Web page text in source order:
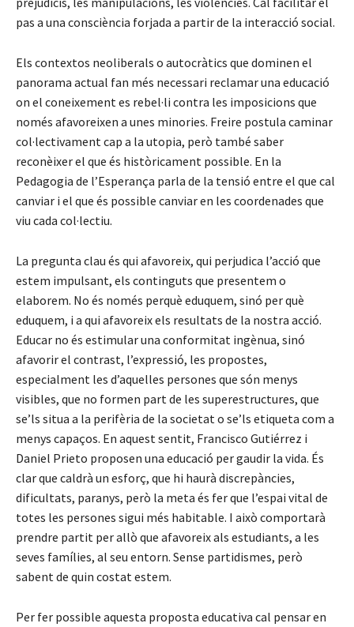
pas a una consciència forjada a partir de la interacció social.
Els contextos neoliberals o autocràtics que dominen el
panorama actual fan més necessari reclamar una educació
on el coneixement es rebel·li contra les imposicions que
només afavoreixen a unes minories. Freire postula caminar
col·lectivament cap a la utopia, però també saber
reconèixer el que és històricament possible. En la
Pedagogia de l’Esperança parla de la tensió entre el que cal
canviar i el que és possible canviar en les coordenades que
viu cada col·lectiu.
La pregunta clau és qui afavoreix, qui perjudica l’acció que
estem impulsant, els continguts que presentem o
elaborem. No és només perquè eduquem, sinó per què
eduquem, i a qui afavoreix els resultats de la nostra acció.
Educar no és estimular una conformitat ingènua, sinó
afavorir el contrast, l’expressió, les propostes,
especialment les d’aquelles persones que són menys
visibles, que no formen part de les superestructures, que
se’ls situa a la perifèria de la societat o se’ls etiqueta com a
menys capaços. En aquest sentit, Francisco Gutiérrez i
Daniel Prieto proposen una educació per gaudir la vida. És
clar que caldrà un esforç, que hi haurà discrepàncies,
dificultats, paranys, però la meta és fer que l’espai vital de
totes les persones sigui més habitable. I això comportarà
prendre partit per allò que afavoreix als estudiants, a les
seves famílies, al seu entorn. Sense partidismes, però
sabent de quin costat estem.
Per fer possible aquesta proposta educativa cal pensar en